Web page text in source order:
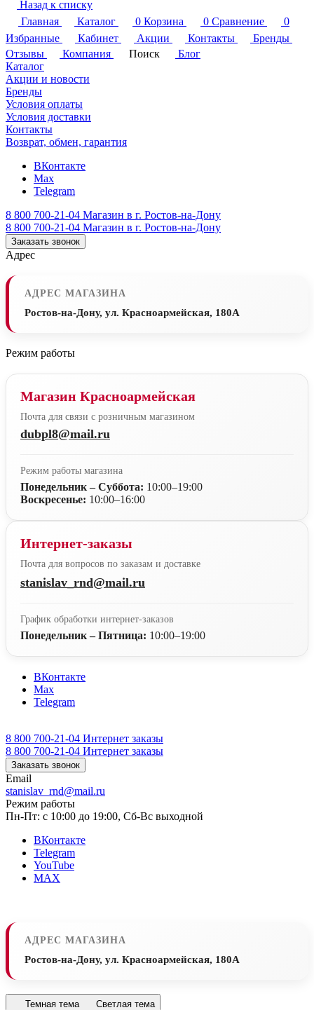
Назад к списку
Главная
Каталог 0 Корзина 0 Сравнение
0
Избранные
Кабинет Акции Контакты
Бренды
Отзывы
Компания Поиск
Блог
Каталог
Акции и новости
Бренды
Условия оплаты
Условия доставки
Контакты
Возврат, обмен, гарантия
ВКонтакте
Max
Telegram
8 800 700-21-04 Магазин в г. Ростов-на-Дону
8 800 700-21-04 Магазин в г. Ростов-на-Дону
Заказать звонок
Адрес
АДРЕС МАГАЗИНА
Ростов-на-Дону, ул. Красноармейская, 180А
Режим работы
Магазин Красноармейская
Почта для связи с розничным магазином
dubpl8@mail.ru
Режим работы магазина
Понедельник – Суббота: 10:00–19:00
Воскресенье: 10:00–16:00
Интернет-заказы
Почта для вопросов по заказам и доставке
stanislav_rnd@mail.ru
График обработки интернет-заказов
Понедельник – Пятница: 10:00–19:00
ВКонтакте
Max
Telegram
8 800 700-21-04 Интернет заказы
8 800 700-21-04 Интернет заказы
Заказать звонок
Email
stanislav_rnd@mail.ru
Режим работы
Пн-Пт: с 10:00 до 19:00, Сб-Вс выходной
ВКонтакте
Telegram
YouTube
MAX
АДРЕС МАГАЗИНА
Ростов-на-Дону, ул. Красноармейская, 180А
Темная тема Светлая тема